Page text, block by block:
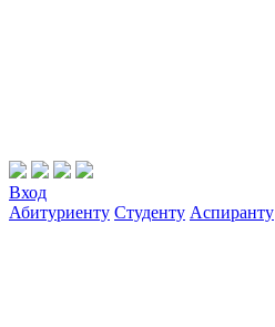
Вход
Абитуриенту Студенту Аспиранту